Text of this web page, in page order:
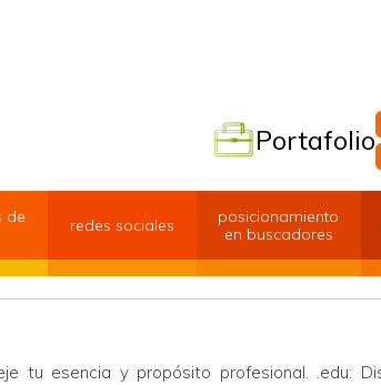
Portafolio
de
redes sociales
posicionamiento
en buscadores
tu esencia y propósito profesional. .edu: